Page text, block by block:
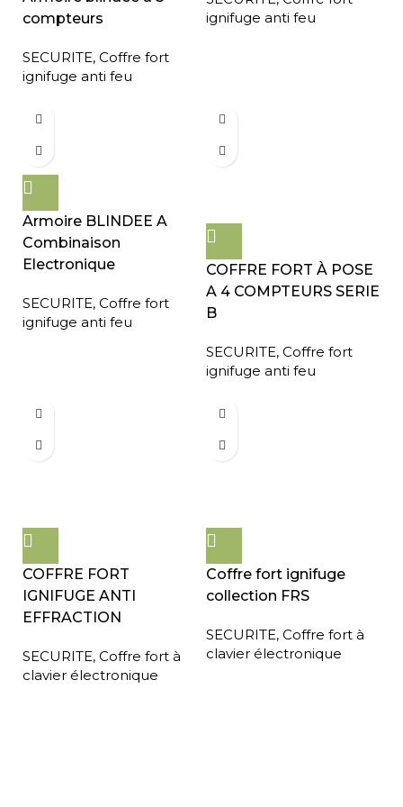
compteurs
SECURITE, Coffre fort
ignifuge anti feu
ignifuge anti feu
Armoire BLINDEE A
Combinaison
Electronique
SECURITE, Coffre fort
ignifuge anti feu
COFFRE FORT À POSE
A 4 COMPTEURS SERIE
B
SECURITE, Coffre fort
ignifuge anti feu
COFFRE FORT
IGNIFUGE ANTI
EFFRACTION
SECURITE, Coffre fort à
clavier électronique
Coffre fort ignifuge
collection FRS
SECURITE, Coffre fort à
clavier électronique